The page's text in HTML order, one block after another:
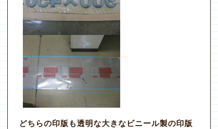
どちらの印版も透明な大きなビニール製の印版